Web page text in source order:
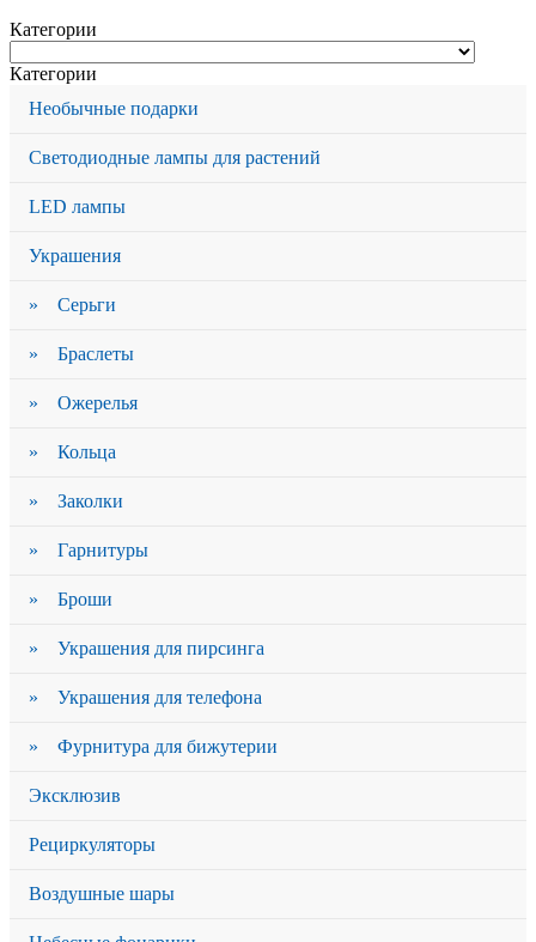
Категории
Категории
Необычные подарки
Светодиодные лампы для растений
LED лампы
Украшения
» Серьги
» Браслеты
» Ожерелья
» Кольца
» Заколки
» Гарнитуры
» Броши
» Украшения для пирсинга
» Украшения для телефона
» Фурнитура для бижутерии
Эксклюзив
Рециркуляторы
Воздушные шары